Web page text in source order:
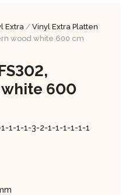
Extra/ Vinyl Extra Platten
wood white 600 cm
600
1-1-1-3-2-1-1-1-1-1-1